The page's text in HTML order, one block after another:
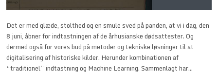
Det er med glæde, stolthed og en smule sved på panden, at vi i dag, den
8 juni, åbner for indtastningen af de århusianske dødsattester. Og
dermed også for vores bud på metoder og tekniske løsninger til at
digitalisering af historiske kilder. Herunder kombinationen af
“traditionel” indtastning og Machine Learning. Sammenlagt har…